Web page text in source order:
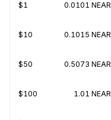
$1 0.0101 NEAR
$10 0.1015 NEAR
$50 0.5073 NEAR
$100 1.01 NEAR